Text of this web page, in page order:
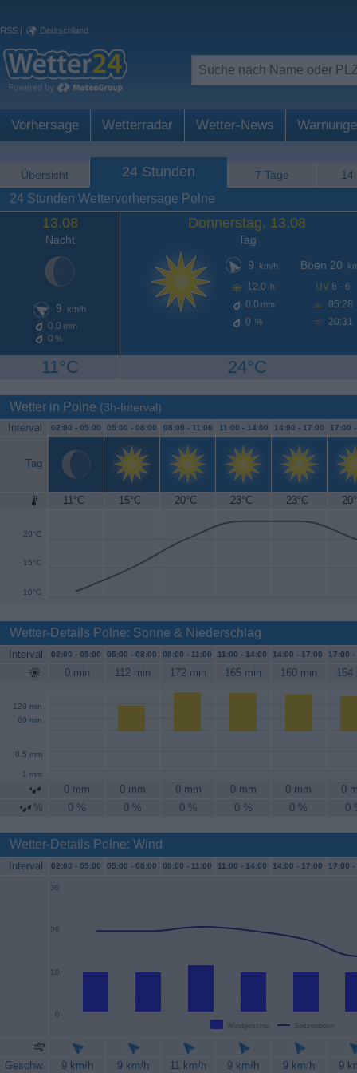
RSS | Deutschland
Vorhersage Wetterradar Wetter-News
Übersicht 24 Stunden 7 Tage 14
24 Stunden Wettervorhersage Polne
13.08
Nacht
9 km/h
0.0 mm
0 %
11°C
Donnerstag, 13.08
Tag
9
km/h
12,0 h
0.0 mm
0 %
Böen 20
UV 6 - 6
05:28
20:31
24°C
Wetter in Polne (3h-Interval)
Interval 02:00 - 05:00 05:00 - 08:00 08:00 - 11:00 11:00 - 14:00 14:00 - 17:00 17:00
Tag
11°C 15°C 20°C 23°C 23°C
10°C
15°C
20°C
25°C
Wetter-Details Polne: Sonne & Niederschlag
Interval 02:00 - 05:00 05:00 - 08:00 08:00 - 11:00 11:00 - 14:00 14:00 - 17:00 17:00 -
0 min 112 min 172 min 165 min 160 min 154
60 min
120 min
0.5 mm
1 mm
0 mm 0 mm 0 mm 0 mm 0 mm
0
%
0 % 0 % 0 % 0 % 0 % 0
Wetter-Details Polne: Wind
Interval 02:00 - 05:00 05:00 - 08:00 08:00 - 11:00 11:00 - 14:00 14:00 - 17:00 17:00 -
Windgeschw. Spitzenböen
0
10
20
30
Geschw. 9 km/h 9 km/h 11 km/h 9 km/h 9 km/h
9